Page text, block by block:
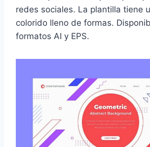
redes sociales. La plantilla tiene
colorido lleno de formas.
formatos AI y EPS.